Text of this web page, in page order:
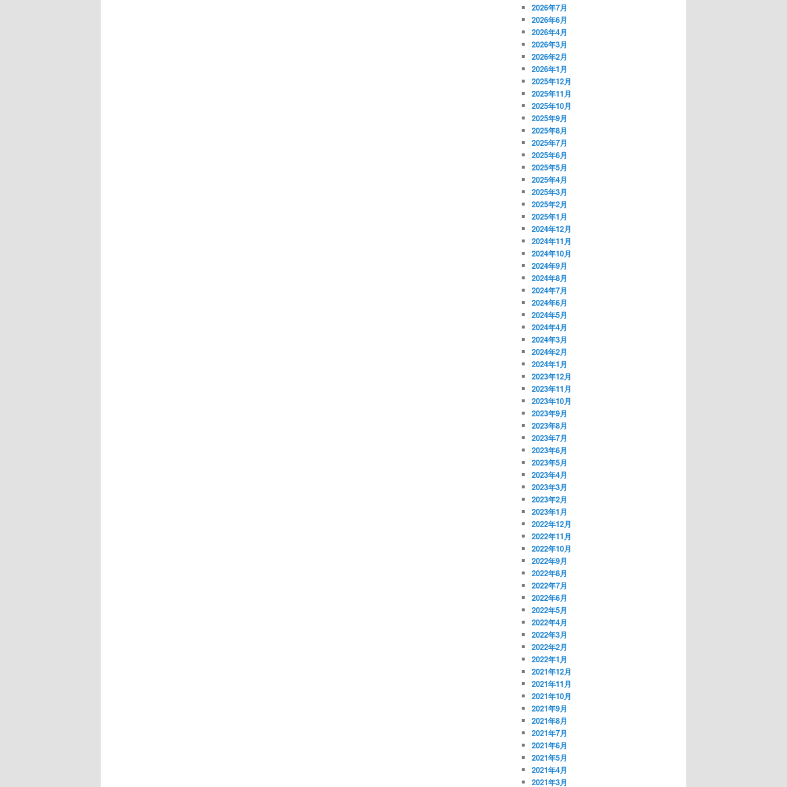
2026年7月
2026年6月
2026年4月
2026年3月
2026年2月
2026年1月
2025年12月
2025年11月
2025年10月
2025年9月
2025年8月
2025年7月
2025年6月
2025年5月
2025年4月
2025年3月
2025年2月
2025年1月
2024年12月
2024年11月
2024年10月
2024年9月
2024年8月
2024年7月
2024年6月
2024年5月
2024年4月
2024年3月
2024年2月
2024年1月
2023年12月
2023年11月
2023年10月
2023年9月
2023年8月
2023年7月
2023年6月
2023年5月
2023年4月
2023年3月
2023年2月
2023年1月
2022年12月
2022年11月
2022年10月
2022年9月
2022年8月
2022年7月
2022年6月
2022年5月
2022年4月
2022年3月
2022年2月
2022年1月
2021年12月
2021年11月
2021年10月
2021年9月
2021年8月
2021年7月
2021年6月
2021年5月
2021年4月
2021年3月